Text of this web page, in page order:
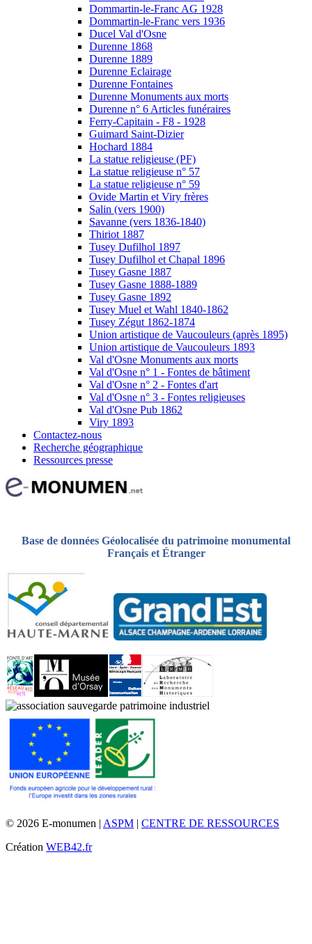
Dommartin-le-Franc AG 1928
Dommartin-le-Franc vers 1936
Ducel Val d'Osne
Durenne 1868
Durenne 1889
Durenne Eclairage
Durenne Fontaines
Durenne Monuments aux morts
Durenne n° 6 Articles funéraires
Ferry-Capitain - F8 - 1928
Guimard Saint-Dizier
Hochard 1884
La statue religieuse (PF)
La statue religieuse n° 57
La statue religieuse n° 59
Ovide Martin et Viry frères
Salin (vers 1900)
Savanne (vers 1836-1840)
Thiriot 1887
Tusey Dufilhol 1897
Tusey Dufilhol et Chapal 1896
Tusey Gasne 1887
Tusey Gasne 1888-1889
Tusey Gasne 1892
Tusey Muel et Wahl 1840-1862
Tusey Zégut 1862-1874
Union artistique de Vaucouleurs (après 1895)
Union artistique de Vaucouleurs 1893
Val d'Osne Monuments aux morts
Val d'Osne n° 1 - Fontes de bâtiment
Val d'Osne n° 2 - Fontes d'art
Val d'Osne n° 3 - Fontes religieuses
Val d'Osne Pub 1862
Viry 1893
Contactez-nous
Recherche géographique
Ressources presse
Base de données Géolocalisée du patrimoine monumental
Français et Étranger
© 2026 E-monumen | ASPM | CENTRE DE RESSOURCES
Création WEB42.fr